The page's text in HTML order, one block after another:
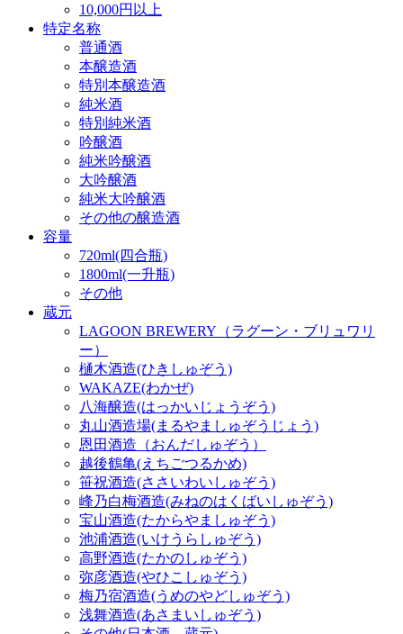
10,000円以上
特定名称
普通酒
本醸造酒
特別本醸造酒
純米酒
特別純米酒
吟醸酒
純米吟醸酒
大吟醸酒
純米大吟醸酒
その他の醸造酒
容量
720ml(四合瓶)
1800ml(一升瓶)
その他
蔵元
LAGOON BREWERY（ラグーン・ブリュワリ
ー）
樋木酒造(ひきしゅぞう)
WAKAZE(わかぜ)
八海醸造(はっかいじょうぞう)
丸山酒造場(まるやましゅぞうじょう)
恩田酒造（おんだしゅぞう）
越後鶴亀(えちごつるかめ)
笹祝酒造(ささいわいしゅぞう)
峰乃白梅酒造(みねのはくばいしゅぞう)
宝山酒造(たからやましゅぞう)
池浦酒造(いけうらしゅぞう)
高野酒造(たかのしゅぞう)
弥彦酒造(やひこしゅぞう)
梅乃宿酒造(うめのやどしゅぞう)
浅舞酒造(あさまいしゅぞう)